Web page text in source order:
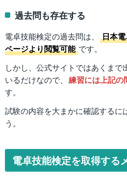
過去問も存在する
電卓技能検定の過去問は、
日本
ページより閲覧可能 です。
しかし、公式サイトではあくまで
いるだけなので、 練習には上記の
す。
試験の内容を大まかに確認するに
う。
電卓技能検定を取得する